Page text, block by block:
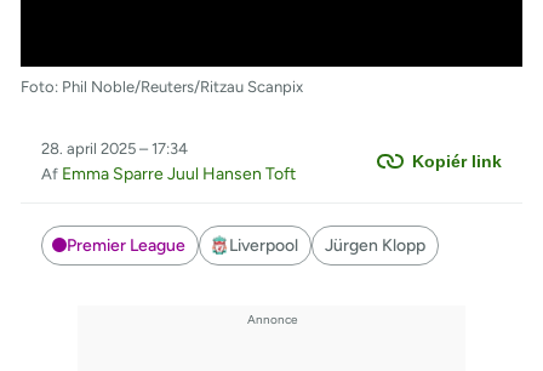
Foto: Phil Noble/Reuters/Ritzau Scanpix
Kopiér link
28. april 2025 – 17:34
Af Emma Sparre Juul Hansen Toft
Premier League Liverpool Jürgen Klopp